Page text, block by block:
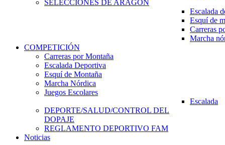
SELECCIONES DE ARAGÓN
Escalada
Esquí de
Carreras
Marcha
COMPETICIÓN
Carreras por Montaña
Escalada Deportiva
Esquí de Montaña
Marcha Nórdica
Juegos Escolares
Escalada
DEPORTE/SALUD/CONTROL DEL
DOPAJE
REGLAMENTO DEPORTIVO FAM
Noticias